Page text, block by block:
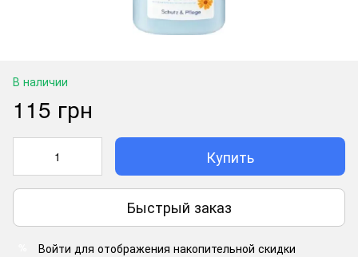
В наличии
115 грн
Купить
Быстрый заказ
Войти для отображения накопительной скидки